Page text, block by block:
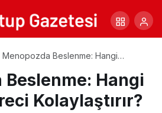
Menopozda Beslenme: Hangi
Beslenme: Hangi
Kolaylaştırır?
Düzenli Kontrolün Önemi